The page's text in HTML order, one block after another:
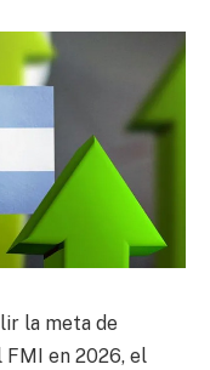
la meta de
en 2026, el